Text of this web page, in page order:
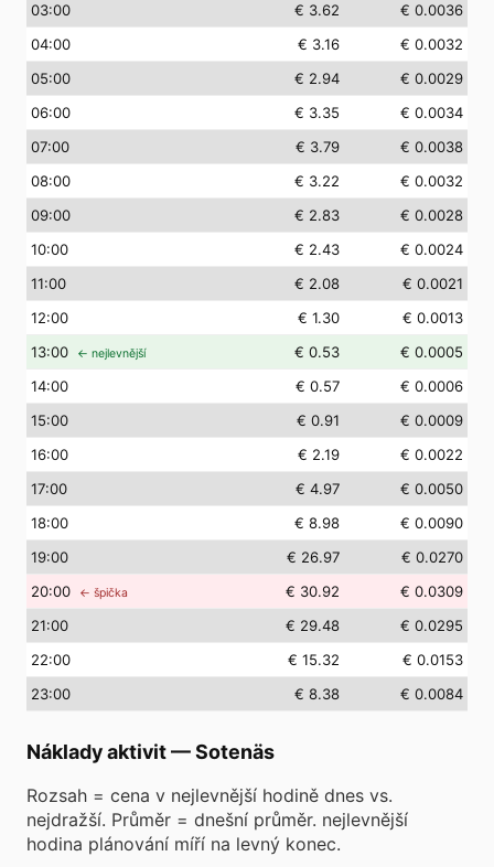
03:00 € 3.62
€ 0.0036
04:00 € 3.16
€ 0.0032
05:00 € 2.94
€ 0.0029
06:00 € 3.35
€ 0.0034
07:00 € 3.79
€ 0.0038
08:00 € 3.22
€ 0.0032
09:00 € 2.83
€ 0.0028
10:00 € 2.43
€ 0.0024
11:00 € 2.08
€ 0.0021
12:00 € 1.30
€ 0.0013
13:00 ← nejlevnější € 0.53
€ 0.0005
14:00 € 0.57
€ 0.0006
15:00 € 0.91
€ 0.0009
16:00 € 2.19
€ 0.0022
17:00 € 4.97
€ 0.0050
18:00 € 8.98
€ 0.0090
19:00 € 26.97
€ 0.0270
20:00 ← špička € 30.92
€ 0.0309
21:00 € 29.48
€ 0.0295
22:00 € 15.32
€ 0.0153
23:00 € 8.38 € 0.0084
Náklady aktivit—Sotenäs
Rozsah = cena v nejlevnější hodině dnes vs.
nejdražší. Průměr = dnešní průměr. nejlevnější
hodina plánování míří na levný konec.